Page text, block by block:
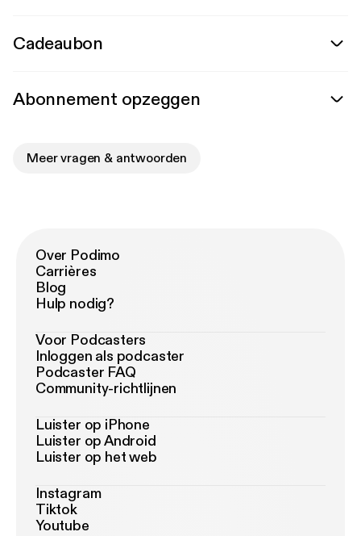
Cadeaubon
Abonnement opzeggen
Meer vragen & antwoorden
Over Podimo
Carrières
Blog
Hulp nodig?
Voor Podcasters
Inloggen als podcaster
Podcaster FAQ
Community-richtlijnen
Luister op iPhone
Luister op Android
Luister op het web
Instagram
Tiktok
Youtube